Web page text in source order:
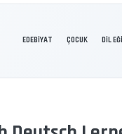
EDEBİYAT ÇOCUK DİL